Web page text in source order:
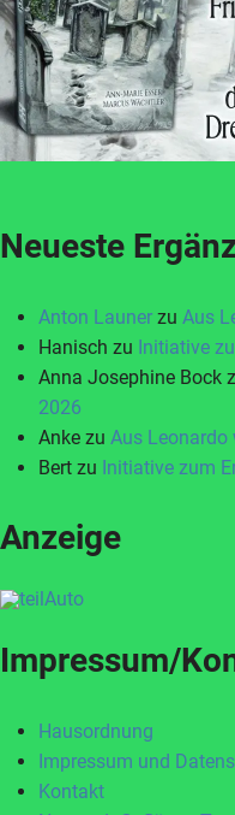
Neueste
Anton Launer zu Aus
Hanisch zu Initiative
Anna Josephine Bock
2026
Anke zu Aus Leonardo
Bert zu Initiative zum
Anzeige
Impressum/
Hausordnung
Impressum und
Kontakt